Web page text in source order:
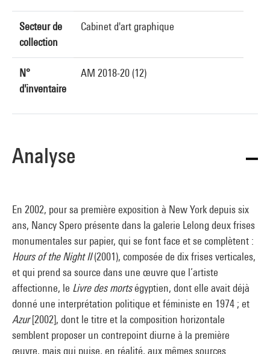
Secteur de
collection
Cabinet d'art graphique
N°
d'inventaire
AM 2018-20 (12)
Analyse
En 2002, pour sa première exposition à New York depuis six
ans, Nancy Spero présente dans la galerie Lelong deux frises
monumentales sur papier, qui se font face et se complètent :
Hours of the Night II(2001), composée de dix frises verticales,
et qui prend sa source dans une œuvre que l’artiste
affectionne, le Livre des mortségyptien, dont elle avait déjà
donné une interprétation politique et féministe en 1974 ; et
Azur[2002], dont le titre et la composition horizontale
semblent proposer un contrepoint diurne à la première
œuvre, mais qui puise, en réalité, aux mêmes sources